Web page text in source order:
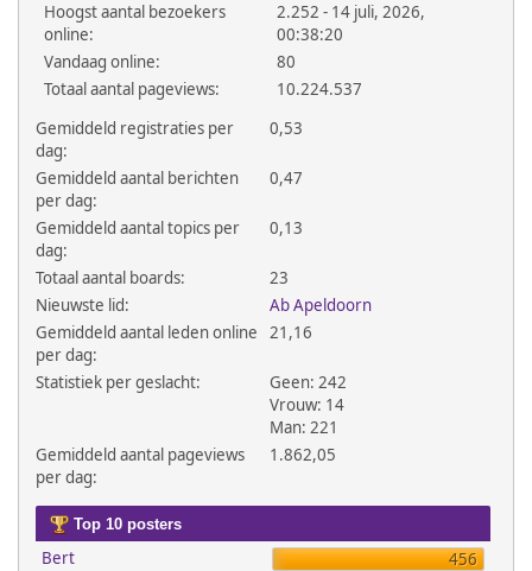
Hoogst aantal bezoekers
online:
2.252 - 14 juli, 2026,
00:38:20
Vandaag online:
80
Totaal aantal pageviews:
10.224.537
Gemiddeld registraties per
dag:
0,53
Gemiddeld aantal berichten
per dag:
0,47
Gemiddeld aantal topics per
dag:
0,13
Totaal aantal boards:
23
Nieuwste lid:
Ab Apeldoorn
Gemiddeld aantal leden online
per dag:
21,16
Statistiek per geslacht:
Geen: 242
Vrouw: 14
Man: 221
Gemiddeld aantal pageviews
per dag:
1.862,05
Top 10 posters
Bert
456